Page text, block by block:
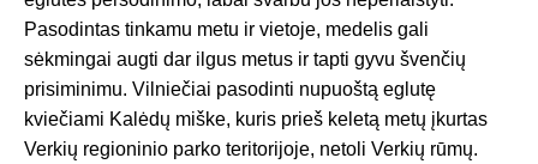
Pasodintas tinkamu metu ir vietoje, medelis gali
sėkmingai augti dar ilgus metus ir tapti gyvu švenčių
prisiminimu. Vilniečiai pasodinti nupuoštą eglutę
kviečiami Kalėdų miške, kuris prieš keletą metų įkurtas
Verkių regioninio parko teritorijoje, netoli Verkių rūmų.